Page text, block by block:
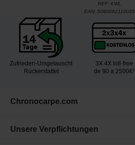
REF: KWL
EAN: 5060062110029
Zufrieden-Umgetauscht
Rückerstattet
3X 4X toll-free
de 90 a 2500€²
Chronocarpe.com
Unsere Verpflichtungen